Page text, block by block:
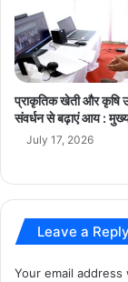
कि
या
गि
र
फ्ता
र
प्राकृतिक खेती और कृषि
संवर्धन से बढ़ाएं आय :
July 17, 2026
Leave a Reply
Your email